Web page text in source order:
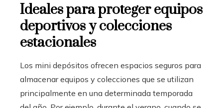
Ideales para proteger equipos
deportivos y colecciones
estacionales
Los mini depósitos ofrecen espacios seguros para
almacenar equipos y colecciones que se utilizan
principalmente en una determinada temporada